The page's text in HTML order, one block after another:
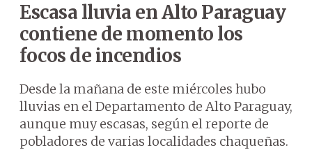
Escasa lluvia en Alto Paraguay
contiene de momento los
focos de incendios
Desde la mañana de este miércoles hubo
lluvias en el Departamento de Alto Paraguay,
aunque muy escasas, según el reporte de
pobladores de varias localidades chaqueñas.